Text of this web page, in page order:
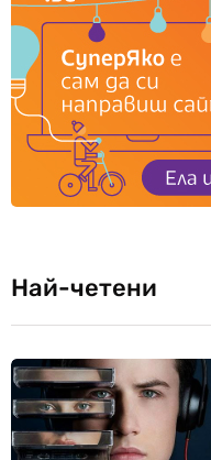
Най-четени